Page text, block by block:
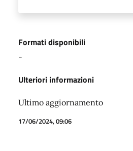
Formati disponibili
-
Ulteriori informazioni
Ultimo aggiornamento
17/06/2024, 09:06